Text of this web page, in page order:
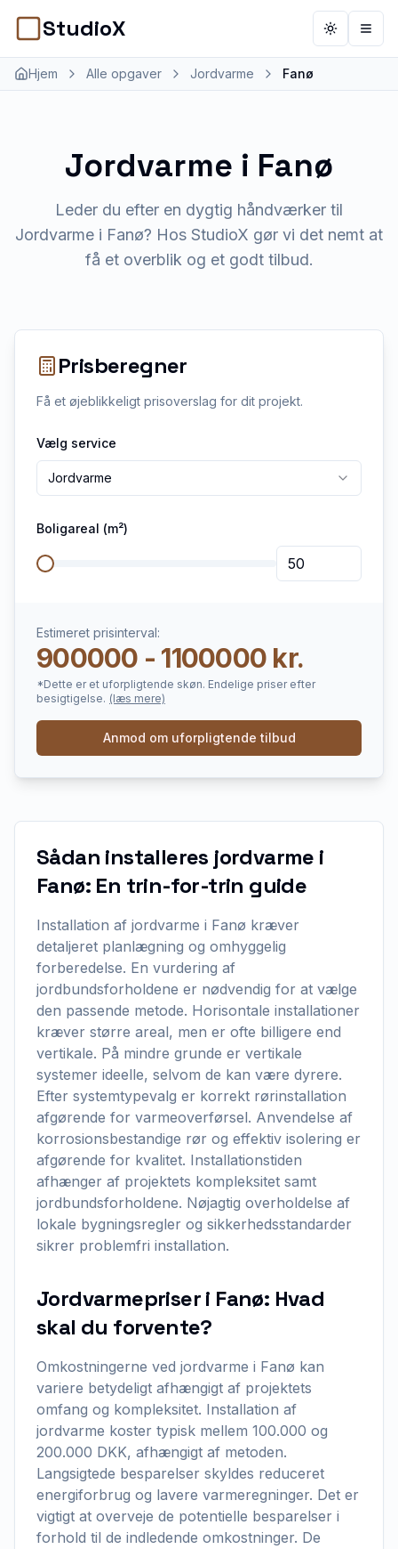
StudioX ToggleÅbn
Hjem Alle opgaver Jordvarme Fanø
Jordvarme i Fanø
Leder du efter en dygtig håndværker til
Jordvarme i Fanø? Hos StudioX gør vi det nemt at
få et overblik og et godt tilbud.
Prisberegner
Få et øjeblikkeligt prisoverslag for dit projekt.
Vælg service
Jordvarme
Boligareal (m²)
Estimeret prisinterval:
900000 - 1100000 kr.
*Dette er et uforpligtende skøn. Endelige priser efter
besigtigelse. (læs mere)
Anmod om uforpligtende tilbud
Sådan installeres jordvarme i
Fanø: En trin-for-trin guide
Installation af jordvarme i Fanø kræver
detaljeret planlægning og omhyggelig
forberedelse. En vurdering af
jordbundsforholdene er nødvendig for at vælge
den passende metode. Horisontale installationer
kræver større areal, men er ofte billigere end
vertikale. På mindre grunde er vertikale
systemer ideelle, selvom de kan være dyrere.
Efter systemtypevalg er korrekt rørinstallation
afgørende for varmeoverførsel. Anvendelse af
korrosionsbestandige rør og effektiv isolering er
afgørende for kvalitet. Installationstiden
afhænger af projektets kompleksitet samt
jordbundsforholdene. Nøjagtig overholdelse af
lokale bygningsregler og sikkerhedsstandarder
sikrer problemfri installation.
Jordvarmepriser i Fanø: Hvad
skal du forvente?
Omkostningerne ved jordvarme i Fanø kan
variere betydeligt afhængigt af projektets
omfang og kompleksitet. Installation af
jordvarme koster typisk mellem 100.000 og
200.000 DKK, afhængigt af metoden.
Langsigtede besparelser skyldes reduceret
energiforbrug og lavere varmeregninger. Det er
vigtigt at overveje de potentielle besparelser i
forhold til de indledende omkostninger. De